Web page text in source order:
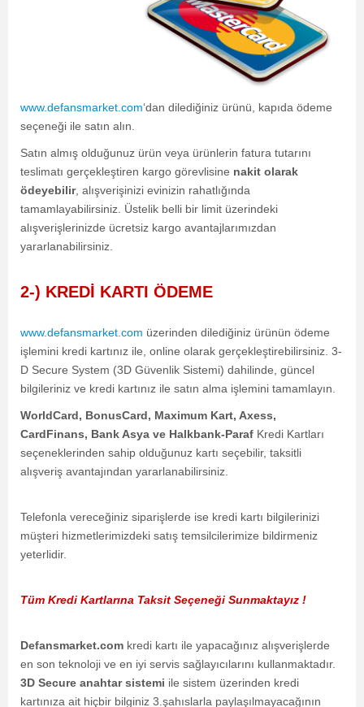
www.defansmarket.com‘dan dilediğiniz ürünü, kapıda ödeme
seçeneği ile satın alın.
Satın almış olduğunuz ürün veya ürünlerin fatura tutarını
teslimatı gerçekleştiren kargo görevlisine nakit olarak
ödeyebilir, alışverişinizi evinizin rahatlığında
tamamlayabilirsiniz. Üstelik belli bir limit üzerindeki
alışverişlerinizde ücretsiz kargo avantajlarımızdan
yararlanabilirsiniz.
2-) KREDİ KARTI ÖDEME
www.defansmarket.com üzerinden dilediğiniz ürünün ödeme
işlemini kredi kartınız ile, online olarak gerçekleştirebilirsiniz. 3-
D Secure System (3D Güvenlik Sistemi) dahilinde, güncel
bilgileriniz ve kredi kartınız ile satın alma işlemini tamamlayın.
WorldCard, BonusCard, Maximum Kart, Axess,
CardFinans, Bank Asya ve Halkbank-Paraf Kredi Kartları
seçeneklerinden sahip olduğunuz kartı seçebilir, taksitli
alışveriş avantajından yararlanabilirsiniz.
Telefonla vereceğiniz siparişlerde ise kredi kartı bilgilerinizi
müşteri hizmetlerimizdeki satış temsilcilerimize bildirmeniz
yeterlidir.
Tüm Kredi Kartlarına Taksit Seçeneği Sunmaktayız !
Defansmarket.com kredi kartı ile yapacağınız alışverişlerde
en son teknoloji ve en iyi servis sağlayıcılarını kullanmaktadır.
3D Secure anahtar sistemi ile sistem üzerinden kredi
kartınıza ait hiçbir bilginiz 3.şahıslarla paylaşılmayacağının